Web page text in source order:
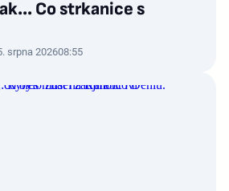
Co strkanice s
srpna 202608:55